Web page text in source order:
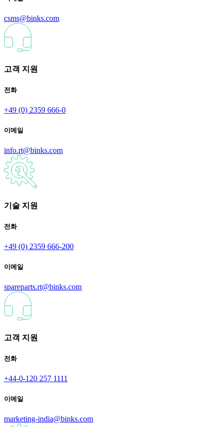
csms@binks.com
고객 지원
전화
+49 (0) 2359 666-0
이메일
info.rt@binks.com
기술 지원
전화
+49 (0) 2359 666-200
이메일
spareparts.rt@binks.com
고객 지원
전화
+44-0-120 257 1111
이메일
marketing-india@binks.com